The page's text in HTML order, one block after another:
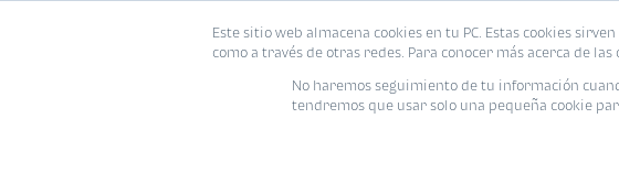
Este sitio web almacena cookies en tu PC. Estas cookies
como a través de otras redes. Para conocer más acerca de
No haremos seguimiento de tu información
tendremos que usar solo una pequeña cookie
Proyecto Modelo Inmobiliaria
Viviendas